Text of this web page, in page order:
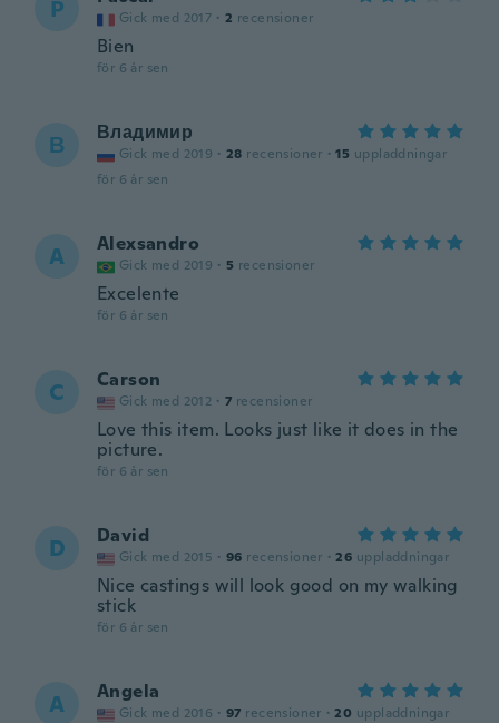
P Gick med 2017 · 2 recensioner
Bien
för 6 år sen
В Владимир
Gick med 2019 · 28 recensioner · 15 uppladdningar
för 6 år sen
A Alexsandro
Gick med 2019 · 5 recensioner
Excelente
för 6 år sen
C Carson
Gick med 2012 · 7 recensioner
Love this item. Looks just like it does in the
picture.
för 6 år sen
D David
Gick med 2015 · 96 recensioner · 26 uppladdningar
Nice castings will look good on my walking
stick
för 6 år sen
A Angela
Gick med 2016 · 97 recensioner · 20 uppladdningar